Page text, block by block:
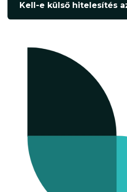
Kell-e külső hitelesítés